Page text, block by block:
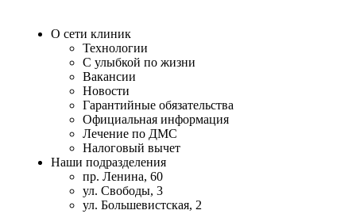
О сети клиник
Технологии
С улыбкой по жизни
Вакансии
Новости
Гарантийные обязательства
Официальная информация
Лечение по ДМС
Налоговый вычет
Наши подразделения
пр. Ленина, 60
ул. Свободы, 3
ул. Большевистская, 2